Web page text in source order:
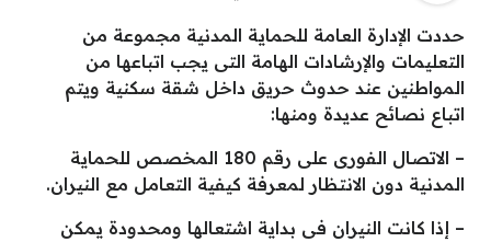
حددت الإدارة العامة للحماية المدنية مجموعة من
التعليمات والإرشادات الهامة التى يجب اتباعها من
المواطنين عند حدوث حريق داخل شقة سكنية ويتم
اتباع نصائح عديدة ومنها:
– الاتصال الفورى على رقم 180 المخصص للحماية
المدنية دون الانتظار لمعرفة كيفية التعامل مع النيران.
– إذا كانت النيران فى بداية اشتعالها ومحدودة يمكن